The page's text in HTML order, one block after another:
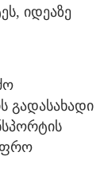
იდეაზე
გადასახადი